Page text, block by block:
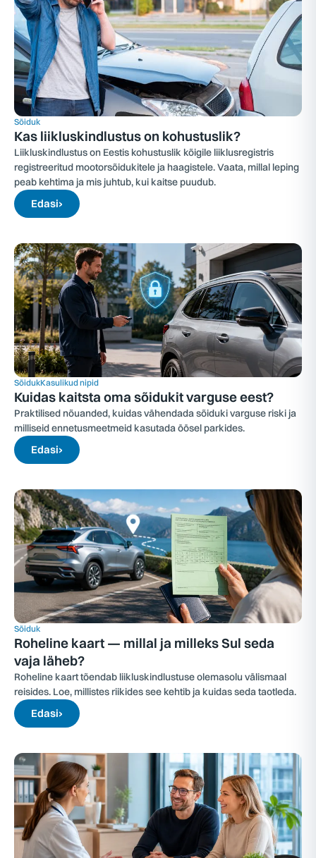
Sõiduk
Kas liikluskindlustus on kohustuslik?
Liikluskindlustus on Eestis kohustuslik kõigile liiklusregistris
registreeritud mootorsõidukitele ja haagistele. Vaata, millal leping
peab kehtima ja mis juhtub, kui kaitse puudub.
Edasi›
SõidukKasulikud nipid
Kuidas kaitsta oma sõidukit varguse eest?
Praktilised nõuanded, kuidas vähendada sõiduki varguse riski ja
milliseid ennetusmeetmeid kasutada öösel parkides.
Edasi›
Sõiduk
Roheline kaart — millal ja milleks Sul seda
vaja läheb?
Roheline kaart tõendab liikluskindlustuse olemasolu välismaal
reisides. Loe, millistes riikides see kehtib ja kuidas seda taotleda.
Edasi›